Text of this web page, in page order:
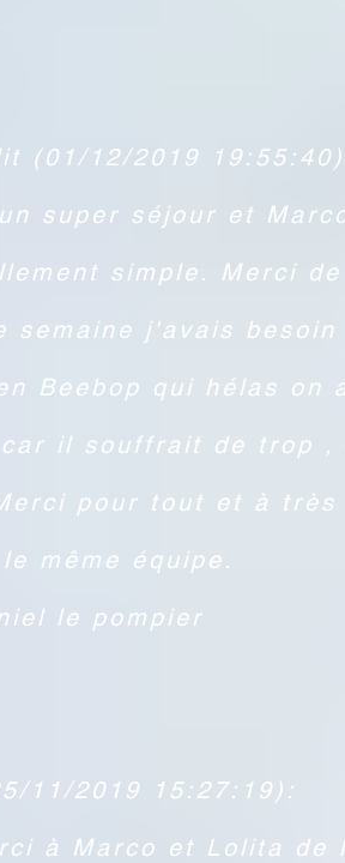
(01/12/2019
super séjour et
simple. Merci
semaine j'avais besoin
Beebop qui hélas on
il souffrait de trop ,
pour tout et à très
même équipe.
le pompier
11/2019 15:27:19):
à Marco et Lolita de